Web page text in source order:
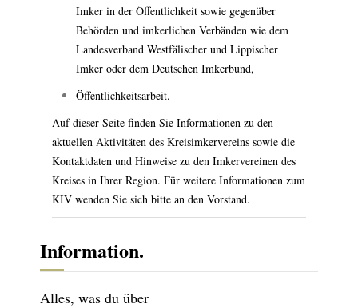
Imker in der Öffentlichkeit sowie gegenüber
Behörden und imkerlichen Verbänden wie dem
Landesverband Westfälischer und Lippischer
Imker oder dem Deutschen Imkerbund,
Öffentlichkeitsarbeit.
Auf dieser Seite finden Sie Informationen zu den
aktuellen Aktivitäten des Kreisimkervereins sowie die
Kontaktdaten und Hinweise zu den Imkervereinen des
Kreises in Ihrer Region. Für weitere Informationen zum
KIV wenden Sie sich bitte an den Vorstand.
Information.
Alles, was du über